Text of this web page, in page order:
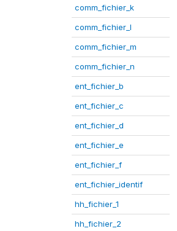
comm_fichier_k
comm_fichier_l
comm_fichier_m
comm_fichier_n
ent_fichier_b
ent_fichier_c
ent_fichier_d
ent_fichier_e
ent_fichier_f
ent_fichier_identif
hh_fichier_1
hh_fichier_2